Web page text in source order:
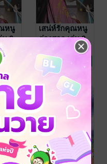
หนู
ม 2
Ink
ราณ
เสน่ห์รักคุณหนู
ต่างสกุล เล่ม 3
จือจือ (吱吱)
/ Ink
Stone
นิยายรักจีนโบราณ
6 Rating